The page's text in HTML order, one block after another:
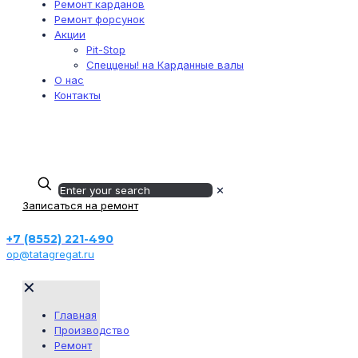
Ремонт карданов
Ремонт форсунок
Акции
Pit-Stop
Спеццены! на Карданные валы
О нас
Контакты
✕
Записаться на ремонт
+7 (8552) 221-490
op@tatagregat.ru
✕
Главная
Производство
Ремонт